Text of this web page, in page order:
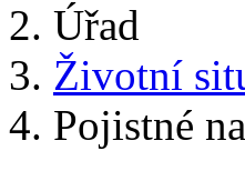
Úřad
Životní
Pojistné